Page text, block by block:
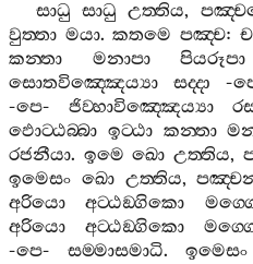
සාධු සාධු උත‍්තිය,
වුත‍්තා මයා. කතමෙ පඤ‍්ච:
කන‍්තා
මනාපා පියරූපා
සොතවිඤ‍්ඤෙය්‍යා
සද‍්දා -
-පෙ- ජිව‍්හාවිඤ‍්ඤෙය්‍යා
ඵොට‍්ඨබ‍්බා ඉට‍්ඨා කන‍්තා
රජනීයා. ඉමෙ ඛො උත‍්තිය,
ඉමෙසං ඛො උත‍්තිය,
අරියො
අට‍්ඨඞ‍්ගිකො
අරියො
අට‍්ඨඞ‍්ගිකො
-පෙ- සම‍්මාසමාධි. ඉමෙසං